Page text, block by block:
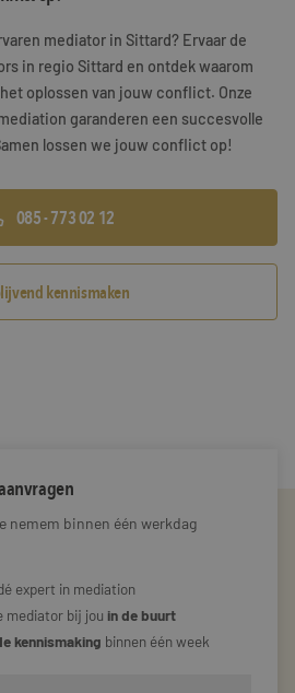
mediator in Sittard? Ervaar de
in regio Sittard en ontdek waarom
oplossen van jouw conflict. Onze
garanderen een succesvolle
lossen we jouw conflict op!
085 - 773 02 12
kennismaken
nemem binnen één werkdag
expert in mediation
mediator bij jou in de buurt
kennismaking binnen één week